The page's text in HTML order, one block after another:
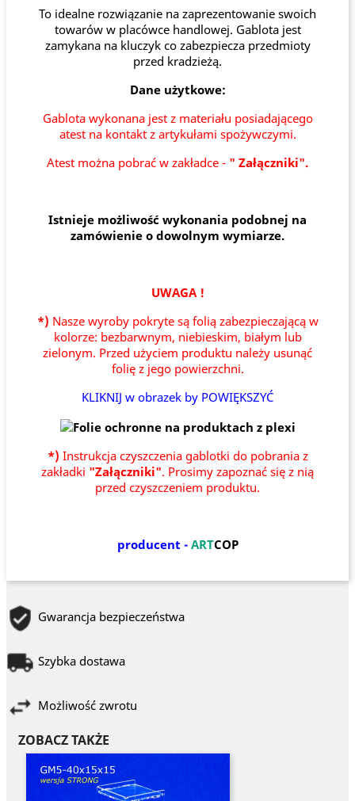
To idealne rozwiązanie na zaprezentowanie swoich
towarów w placówce handlowej. Gablota jest
zamykana na kluczyk co zabezpiecza przedmioty
przed kradzieżą.
Dane użytkowe:
Gablota wykonana jest z materiału posiadającego
atest na kontakt z artykułami spożywczymi.
Atest można pobrać w zakładce - " Załączniki".
Istnieje możliwość wykonania podobnej na
zamówienie o dowolnym wymiarze.
UWAGA !
*) Nasze wyroby pokryte są folią zabezpieczającą w
kolorze: bezbarwnym, niebieskim, białym lub
zielonym. Przed użyciem produktu należy usunąć
folię z jego powierzchni.
KLIKNIJ w obrazek by POWIĘKSZYĆ
*) Instrukcja czyszczenia gablotki do pobrania z
zakładki "Załączniki". Prosimy zapoznać się z nią
przed czyszczeniem produktu.
producent - ARTCOP
Gwarancja bezpieczeństwa
Szybka dostawa
Możliwość zwrotu
ZOBACZ TAKŻE